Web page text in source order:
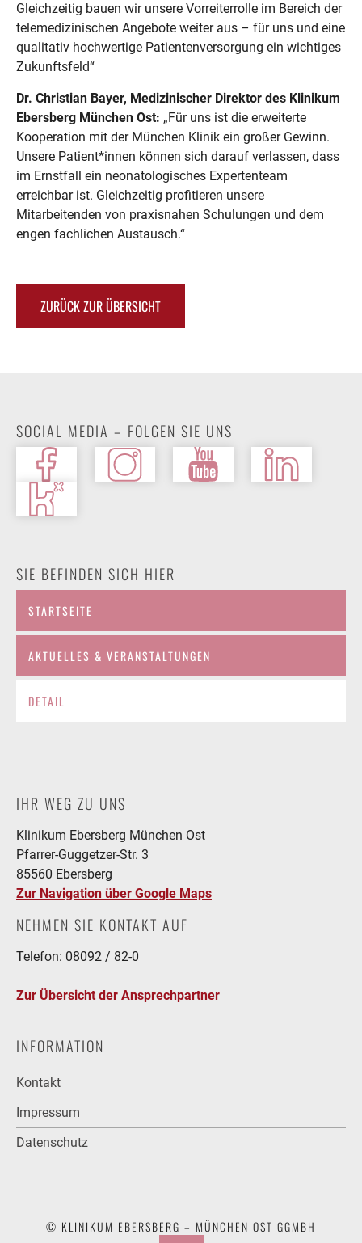
Gleichzeitig bauen wir unsere Vorreiterrolle im Bereich der
telemedizinischen Angebote weiter aus – für uns und eine
qualitativ hochwertige Patientenversorgung ein wichtiges
Zukunftsfeld“
Dr. Christian Bayer, Medizinischer Direktor des Klinikum
Ebersberg München Ost: „Für uns ist die erweiterte
Kooperation mit der München Klinik ein großer Gewinn.
Unsere Patient*innen können sich darauf verlassen, dass
im Ernstfall ein neonatologisches Expertenteam
erreichbar ist. Gleichzeitig profitieren unsere
Mitarbeitenden von praxisnahen Schulungen und dem
engen fachlichen Austausch.“
ZURÜCK ZUR ÜBERSICHT
SOCIAL MEDIA – FOLGEN SIE UNS
SIE BEFINDEN SICH HIER
STARTSEITE
AKTUELLES & VERANSTALTUNGEN
DETAIL
IHR WEG ZU UNS
Klinikum Ebersberg München Ost
Pfarrer-Guggetzer-Str. 3
85560 Ebersberg
Zur Navigation über Google Maps
NEHMEN SIE KONTAKT AUF
Telefon: 08092 / 82-0
Zur Übersicht der Ansprechpartner
INFORMATION
Kontakt
Impressum
Datenschutz
© KLINIKUM EBERSBERG – MÜNCHEN OST GGMBH